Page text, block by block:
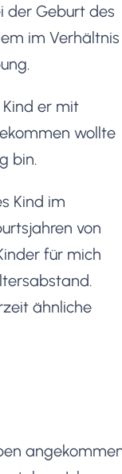
der Geburt des
im Verhältnis
er mit
wollte
bin.
Kind im
von
für mich
ähnliche